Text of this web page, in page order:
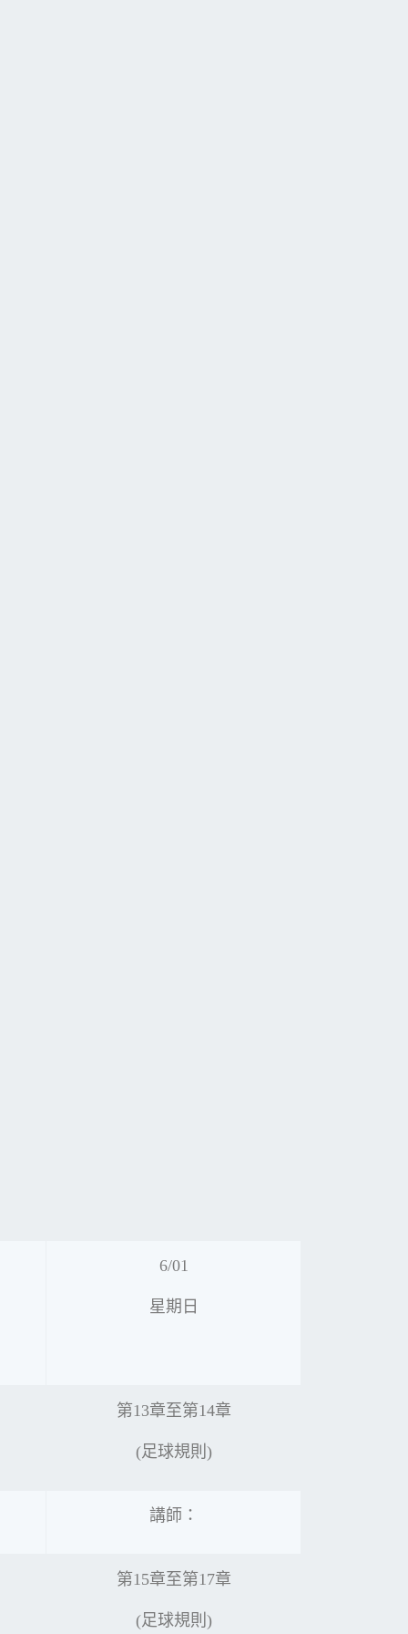
6/01
星期日
第13章至第14章
(足球規則)
講師：
第15章至第17章
(足球規則)